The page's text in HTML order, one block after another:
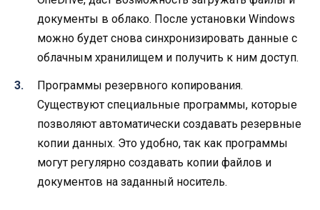
документы в облако. После установки Windows
можно будет снова синхронизировать данные с
облачным хранилищем и получить к ним доступ.
Программы резервного копирования.
Существуют специальные программы, которые
позволяют автоматически создавать резервные
копии данных. Это удобно, так как программы
могут регулярно создавать копии файлов и
документов на заданный носитель.